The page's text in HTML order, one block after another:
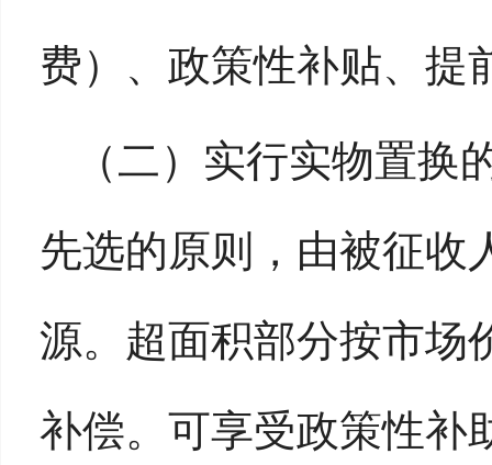
费）、政策性补贴、提
（二）实行实物置
先选的原则，由被征收
源。超面积部分按市场
补偿。可享受政策性补